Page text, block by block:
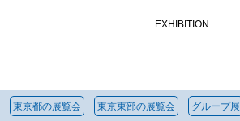
EXHIBITION
東京都の展覧会 東京東部の展覧会 グループ展